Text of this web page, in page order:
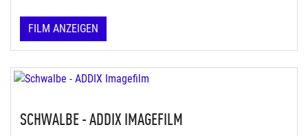
FILM ANZEIGEN
SCHWALBE - ADDIX IMAGEFILM